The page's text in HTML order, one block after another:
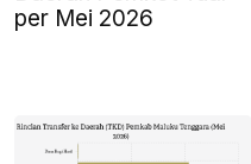
per Mei 2026